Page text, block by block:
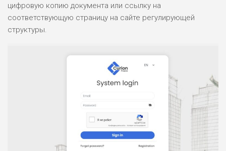
цифровую копию документа или ссылку на
соответствующую страницу на сайте регулирующей
структуры.